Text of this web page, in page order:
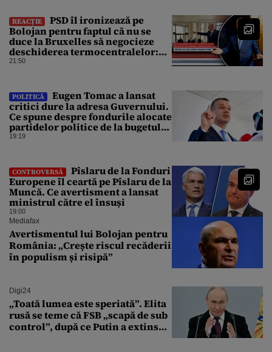
REACȚIE
PSD îl ironizează pe
Bolojan pentru faptul că nu se
duce la Bruxelles să negocieze
deschiderea termocentralelor:
„Pentru că a dat afară
21:50
POLITICĂ
Eugen Tomac a lansat
critici dure la adresa Guvernului.
Ce spune despre fondurile alocate
partidelor politice de la bugetul
de stat
19:19
CONTROVERSĂ
Pîslaru de la Fonduri
Europene îl ceartă pe Pîslaru de la
Muncă. Ce avertisment a lansat
ministrul către el însuși
19:00
Mediafax
Avertismentul lui Bolojan pentru
România: „Crește riscul recăderii
în populism și risipă”
Digi24
„Toată lumea este speriată”. Elita
rusă se teme că FSB „scapă de sub
control”, după ce Putin a extins